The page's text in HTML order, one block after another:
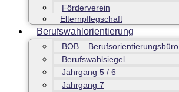
Förderverein
Elternpflegschaft
Berufswahlorientierung
BOB – Berufsorientierungsbüro
Berufswahlsiegel
Jahrgang 5 / 6
Jahrgang 7